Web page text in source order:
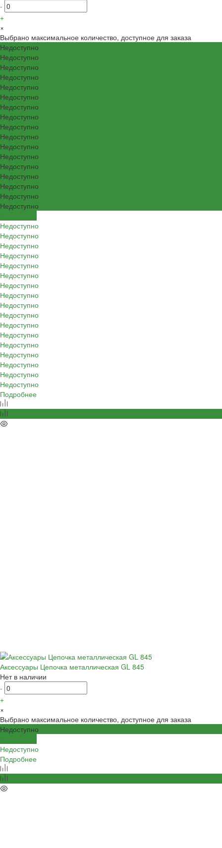
-
+
×
Выбрано максимальное количество, доступное для заказа
Недоступно
Недоступно
Недоступно
Недоступно
Недоступно
Недоступно
Недоступно
Недоступно
Недоступно
Недоступно
Недоступно
Недоступно
Недоступно
Недоступно
Недоступно
Недоступно
Недоступно
Недоступно
Недоступно
Недоступно
Недоступно
Недоступно
Недоступно
Недоступно
Недоступно
Недоступно
Недоступно
Недоступно
Недоступно
Недоступно
Недоступно
Недоступно
Недоступно
Недоступно
Подробнее
Аксессуары Цепочка металлическая GL 845
Нет в наличии
-
+
×
Выбрано максимальное количество, доступное для заказа
Недоступно
Недоступно
Подробнее